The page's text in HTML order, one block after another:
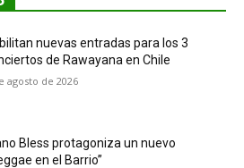
nuevas entradas para los 3
de Rawayana en Chile
agosto de 2026
Bless protagoniza un nuevo
en el Barrio”